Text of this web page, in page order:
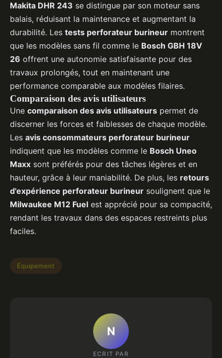
Makita DHR 243 se distingue par son moteur sans
balais, réduisant la maintenance et augmentant la
durabilité. Les tests perforateur burineur montrent
que les modèles sans fil comme le Bosch GBH 18V
26 offrent une autonomie satisfaisante pour des
travaux prolongés, tout en maintenant une
performance comparable aux modèles filaires.
Comparaison des avis utilisateurs
Une comparaison des avis utilisateurs permet de
discerner les forces et faiblesses de chaque modèle.
Les avis consommateurs perforateur burineur
indiquent que les modèles comme le Bosch Uneo
Maxx sont préférés pour des tâches légères et en
hauteur, grâce à leur maniabilité. De plus, les retours
d'expérience perforateur burineur soulignent que le
Milwaukee M12 Fuel est apprécié pour sa compacité,
rendant les travaux dans des espaces restreints plus
faciles.
Équipement
N
ECRIT PAR